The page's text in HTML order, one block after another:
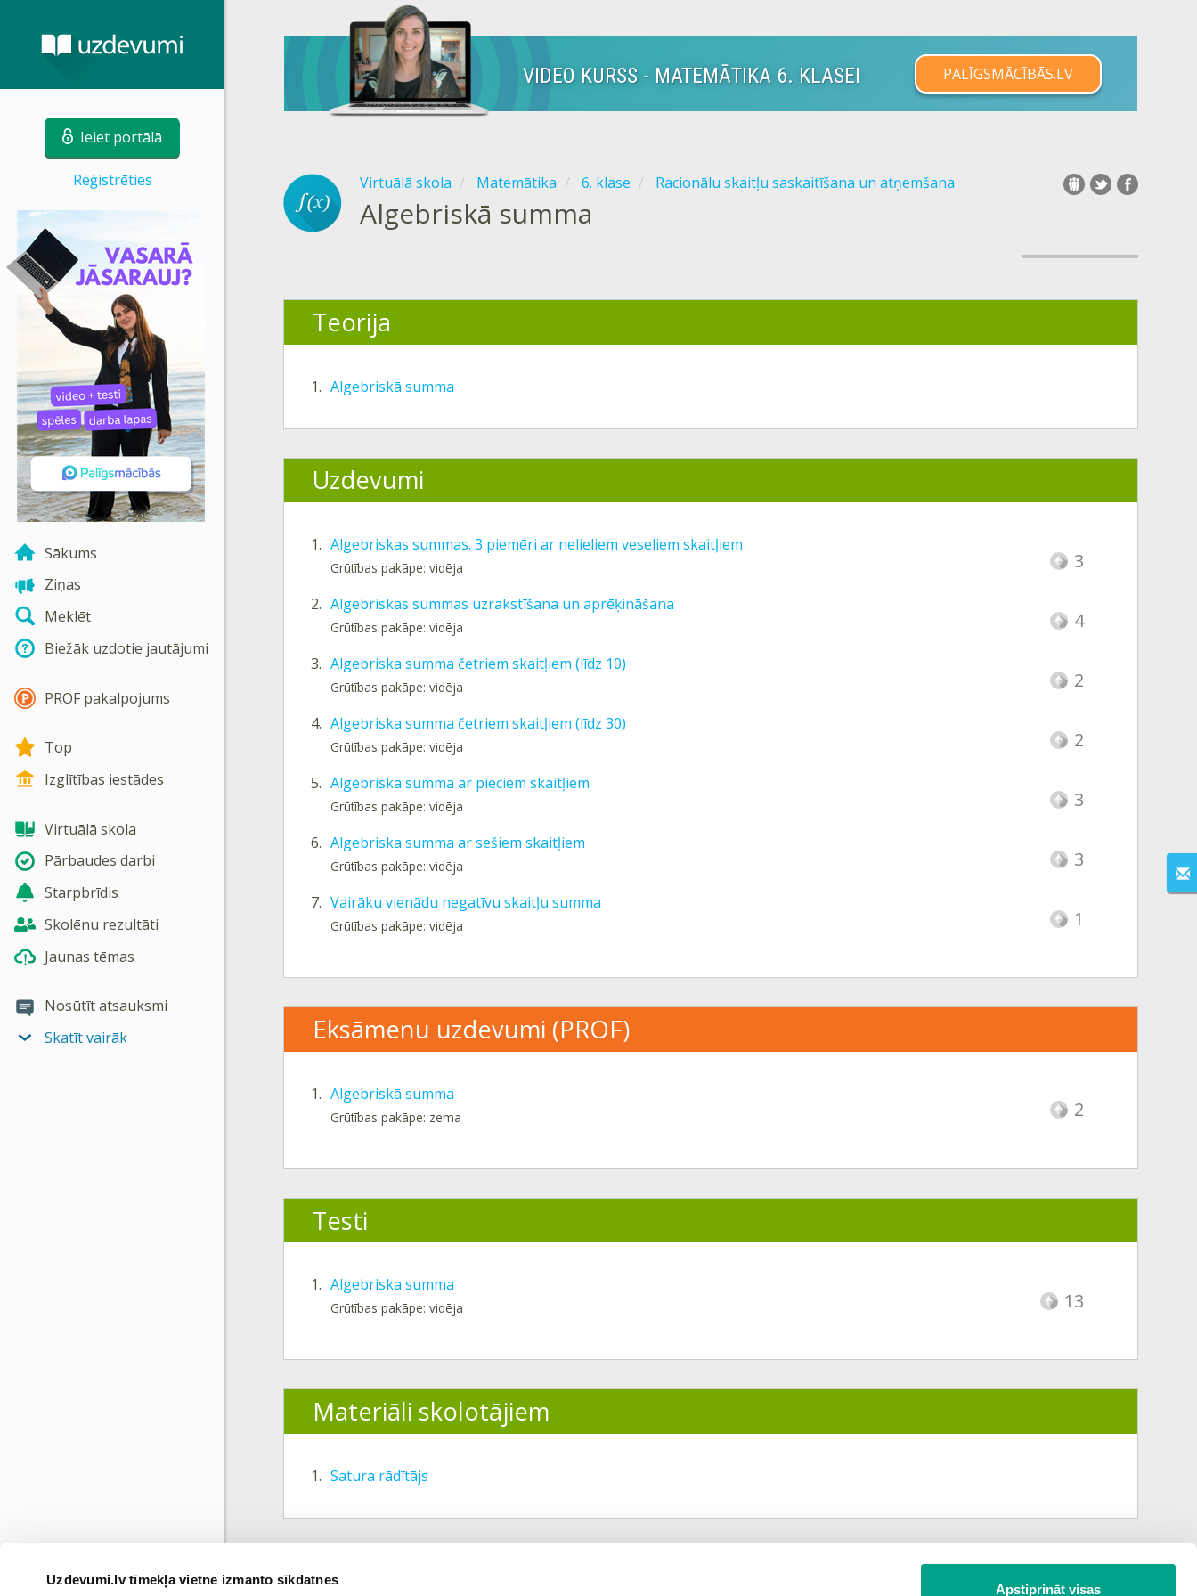
Uzdevumi.lv tīmekļa vietne izmanto sīkdatnes
Apstiprināt visas
Ieiet portālā
Reģistrēties
Sākums
Ziņas
Meklēt
Biežāk uzdotie jautājumi
PROF pakalpojums
Top
Izglītības iestādes
Virtuālā skola
Pārbaudes darbi
Starpbrīdis
Skolēnu rezultāti
Jaunas tēmas
Nosūtīt atsauksmi
Skatīt vairāk
VIDEO KURSS - MATEMĀTIKA 6. KLASEI PALĪGSMĀCĪBĀS.LV
Virtuālā skola Matemātika 6. klase Racionālu skaitļu saskaitīšana un atņemšana
Algebriskā summa
Teorija
1. Algebriskā summa
Uzdevumi
1. Algebriskas summas. 3 piemēri ar nelieliem veseliem skaitļiem
Grūtības pakāpe: vidēja 3
2. Algebriskas summas uzrakstīšana un aprēķināšana
Grūtības pakāpe: vidēja 4
3. Algebriska summa četriem skaitļiem (līdz 10)
Grūtības pakāpe: vidēja 2
4. Algebriska summa četriem skaitļiem (līdz 30)
Grūtības pakāpe: vidēja 2
5. Algebriska summa ar pieciem skaitļiem
Grūtības pakāpe: vidēja 3
6. Algebriska summa ar sešiem skaitļiem
Grūtības pakāpe: vidēja 3
7. Vairāku vienādu negatīvu skaitļu summa
Grūtības pakāpe: vidēja 1
Eksāmenu uzdevumi (PROF)
1. Algebriskā summa
Grūtības pakāpe: zema 2
Testi
1. Algebriska summa
Grūtības pakāpe: vidēja 13
Materiāli skolotājiem
1. Satura rādītājs